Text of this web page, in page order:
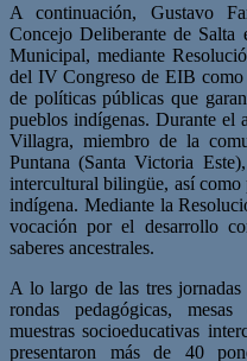
A continuación, Gustavo
Concejo Deliberante de Salta
Municipal, mediante
del IV Congreso de EIB como
de políticas públicas que
pueblos indígenas. Durante el
Villagra, miembro de la
Puntana (Santa Victoria
intercultural bilingüe, así
indígena. Mediante la
vocación por el desarrollo
saberes ancestrales.
A lo largo de las tres jornadas
rondas pedagógicas,
muestras socioeducativas
presentaron más de 40